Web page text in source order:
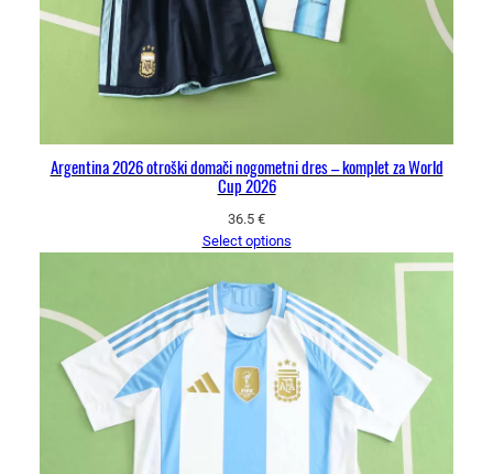
Argentina 2026 otroški domači nogometni dres – komplet za World
Cup 2026
36.5 €
Select options